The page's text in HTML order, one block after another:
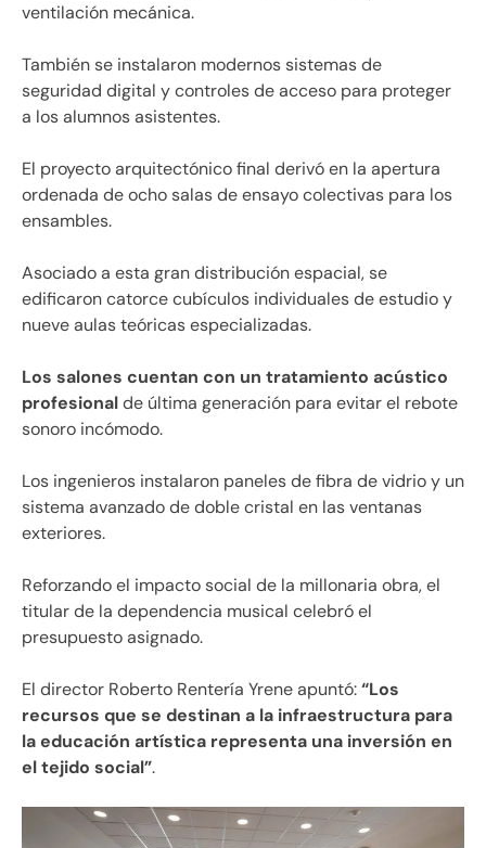
ventilación mecánica.
También se instalaron modernos sistemas de
seguridad digital y controles de acceso para proteger
a los alumnos asistentes.
El proyecto arquitectónico final derivó en la apertura
ordenada de ocho salas de ensayo colectivas para los
ensambles.
Asociado a esta gran distribución espacial, se
edificaron catorce cubículos individuales de estudio y
nueve aulas teóricas especializadas.
Los salones cuentan con un tratamiento acústico
profesionalde última generación para evitar el rebote
sonoro incómodo.
Los ingenieros instalaron paneles de fibra de vidrio y un
sistema avanzado de doble cristal en las ventanas
exteriores.
Reforzando el impacto social de la millonaria obra, el
titular de la dependencia musical celebró el
presupuesto asignado.
El director Roberto Rentería Yrene apuntó:“Los
recursos que se destinan a la infraestructura para
la educación artística representa una inversión en
el tejido social”.